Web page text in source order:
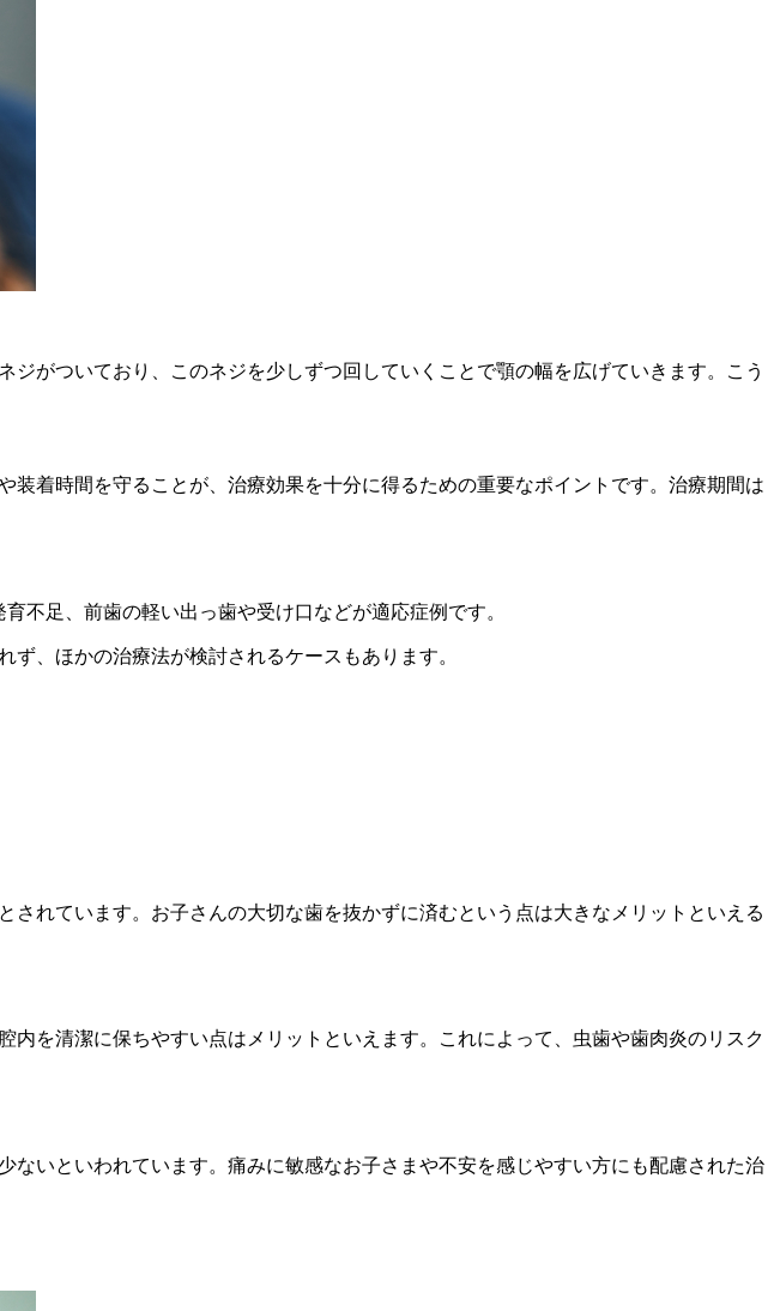
がついており、このネジを少しずつ回していくことで顎の幅を広げていきます。こう
着時間を守ることが、治療効果を十分に得るための重要なポイントです。治療期間は
不足、前歯の軽い出っ歯や受け口などが適応症例です。
、ほかの治療法が検討されるケースもあります。
れています。お子さんの大切な歯を抜かずに済むという点は大きなメリットといえる
を清潔に保ちやすい点はメリットといえます。これによって、虫歯や歯肉炎のリスク
いといわれています。痛みに敏感なお子さまや不安を感じやすい方にも配慮された治